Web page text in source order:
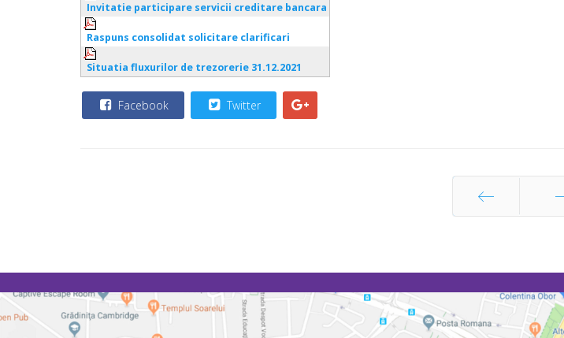
Invitatie participare servicii creditare bancara
Raspuns consolidat solicitare clarificari
Situatia fluxurilor de trezorerie 31.12.2021
Facebook Twitter